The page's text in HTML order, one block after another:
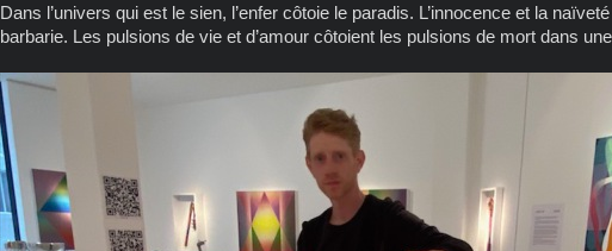
Dans l’univers qui est le sien, l’enfer côtoie le paradis. L’innocence et la
barbarie. Les pulsions de vie et d’amour côtoient les pulsions de mort dans